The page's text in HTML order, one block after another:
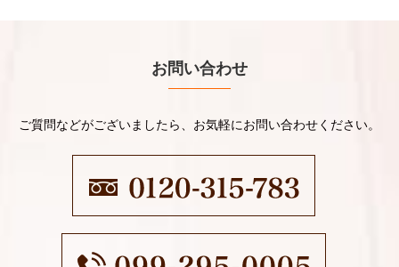
お問い合わせ
ご質問などがございましたら、お気軽にお問い合わせください。